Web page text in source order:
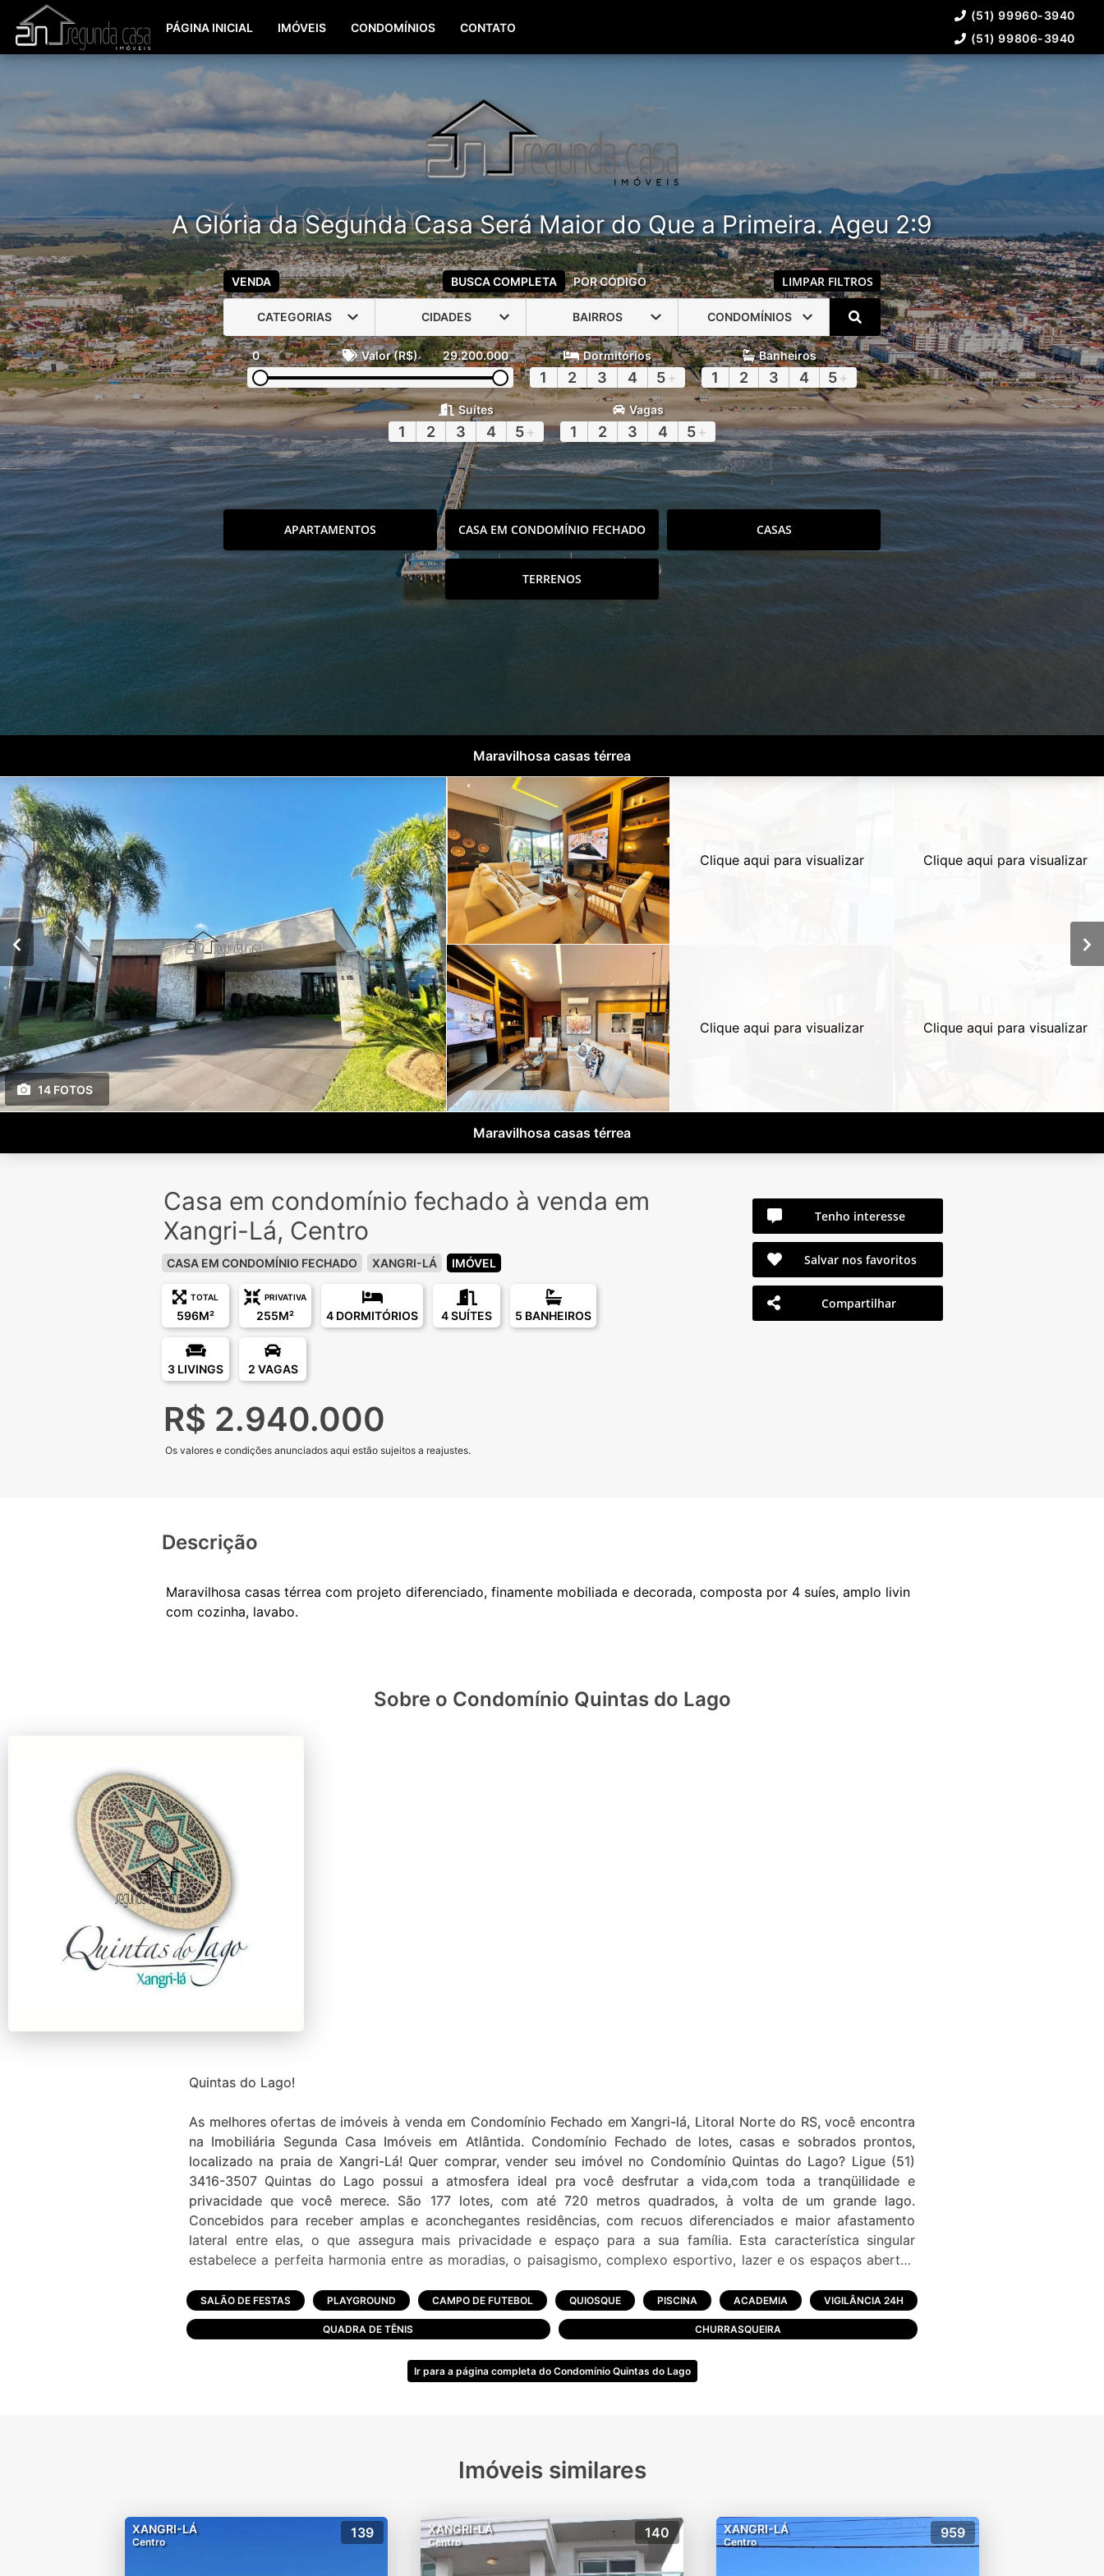
(51) 99960-3940
PÁGINA INICIAL IMÓVEIS CONDOMÍNIOS CONTATO
(51) 99960-3940
(51) 99806-3940
A Glória da Segunda Casa Será Maior do Que a Primeira. Ageu 2:9
VENDA BUSCA COMPLETA POR CÓDIGO LIMPAR FILTROS
CATEGORIAS CIDADES BAIRROS CONDOMÍNIOS
0 Valor (R$) 29.200.000 Dormitórios
1 2 3 4 5+
Banheiros
1 2 3 4 5+
Suítes
1 2 3 4 5+
Vagas
1 2 3 4 5+
APARTAMENTOS CASA EM CONDOMÍNIO FECHADO CASAS
TERRENOS
Maravilhosa casas térrea
14 FOTOS
Clique aqui para visualizar
Clique aqui para visualizar
Clique aqui para visualizar
Clique aqui para visualizar
Maravilhosa casas térrea
Casa em condomínio fechado à venda em
Xangri-Lá, Centro
CASA EM CONDOMÍNIO FECHADO XANGRI-LÁ IMÓVEL
TOTAL
596M²
PRIVATIVA
255M² 4 DORMITÓRIOS 4 SUÍTES 5 BANHEIROS
3 LIVINGS 2 VAGAS
R$ 2.940.000
Os valores e condições anunciados aqui estão sujeitos a reajustes.
Tenho interesse
Salvar nos favoritos
Compartilhar
Descrição
Maravilhosa casas térrea com projeto diferenciado, finamente mobiliada e decorada, composta por 4 suíes, amplo livin
Sobre o Condomínio Quintas do Lago
Quintas do Lago!
As melhores ofertas de imóveis à venda em Condomínio Fechado em Xangri-lá, Litoral Norte do RS, você encontra
na Imobiliária Segunda Casa Imóveis em Atlântida. Condomínio Fechado de lotes, casas e sobrados prontos,
localizado na praia de Xangri-Lá! Quer comprar, vender seu imóvel no Condomínio Quintas do Lago? Ligue (51)
3416-3507 Quintas do Lago possui a atmosfera ideal pra você desfrutar a vida,com toda a tranqüilidade e
privacidade que você merece. São 177 lotes, com até 720 metros quadrados, à volta de um grande lago.
Concebidos para receber amplas e aconchegantes residências, com recuos diferenciados e maior afastamento
lateral entre elas, o que assegura mais privacidade e espaço para a sua família. Esta característica singular
estabelece a perfeita harmonia entre as moradias, o paisagismo, complexo esportivo, lazer e os espaços abertos
projeto paisagístico, amplas áreas de esportes, lazer e diversão à vontade, segurança integral durante todo o ano,
são as principais características do Quintas do Lago.
- Guarita
- Jardim
SALÃO DE FESTAS PLAYGROUND CAMPO DE FUTEBOL QUIOSQUE PISCINA ACADEMIA VIGILÂNCIA 24H
QUADRA DE TÊNIS CHURRASQUEIRA
Ir para a página completa do Condomínio Quintas do Lago
Imóveis similares
XANGRI-LÁ
Centro
139 XANGRI-LÁ
Centro
140 XANGRI-LÁ
Centro
959